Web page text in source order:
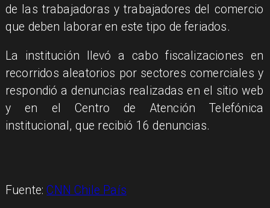
de las trabajadoras y trabajadores del comercio
que deben laborar en este tipo de feriados.
La institución llevó a cabo fiscalizaciones en
recorridos aleatorios por sectores comerciales y
respondió a denuncias realizadas en el sitio web
y en el Centro de Atención Telefónica
institucional, que recibió 16 denuncias.
Fuente:CNN Chile País